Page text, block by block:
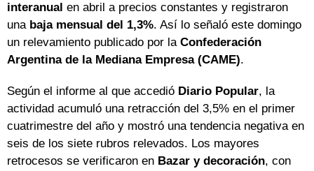
interanual en abril a precios constantes y registraron
una baja mensual del 1,3%. Así lo señaló este domingo
un relevamiento publicado por la Confederación
Argentina de la Mediana Empresa (CAME).
Según el informe al que accedió Diario Popular, la
actividad acumuló una retracción del 3,5% en el primer
cuatrimestre del año y mostró una tendencia negativa en
seis de los siete rubros relevados. Los mayores
retrocesos se verificaron en Bazar y decoración, con